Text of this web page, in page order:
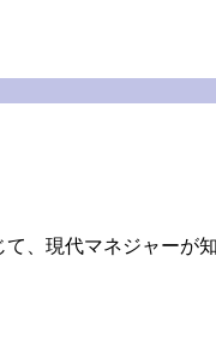
、現代マネジャーが